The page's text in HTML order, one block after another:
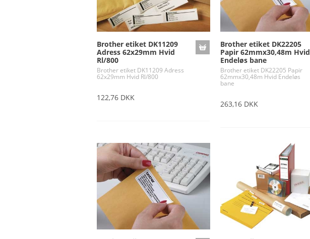
Brother etiket DK11209
Adress 62x29mm Hvid
Rl/800
Brother etiket DK11209 Adress
62x29mm Hvid Rl/800
122,76 DKK
Brother etiket DK22205
Papir 62mmx30,48m Hvid
Endeløs bane
Brother etiket DK22205 Papir
62mmx30,48m Hvid Endeløs
bane
263,16 DKK